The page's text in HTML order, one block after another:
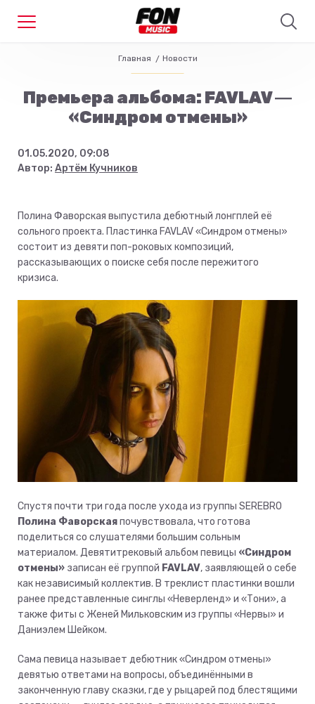
Главная Новости
Премьера альбома: FAVLAV ―
«Синдром отмены»
01.05.2020, 09:08
Автор: Артём Кучников
Полина Фаворская выпустила дебютный лонгплей её
сольного проекта. Пластинка FAVLAV «Синдром отмены»
состоит из девяти поп-роковых композиций,
рассказывающих о поиске себя после пережитого
кризиса.
Спустя почти три года после ухода из группы SEREBRO
Полина Фаворскаяпочувствовала, что готова
поделиться со слушателями большим сольным
материалом. Девятитрековый альбом певицы «Синдром
отмены» записан её группой FAVLAV, заявляющей о себе
как независимый коллектив. В треклист пластинки вошли
ранее представленные синглы «Неверленд» и «Тони», а
также фиты с Женей Мильковским из группы «Нервы» и
Даниэлем Шейком.
Сама певица называет дебютник «Синдром отмены»
девятью ответами на вопросы, объединёнными в
законченную главу сказки, где у рыцарей под блестящими